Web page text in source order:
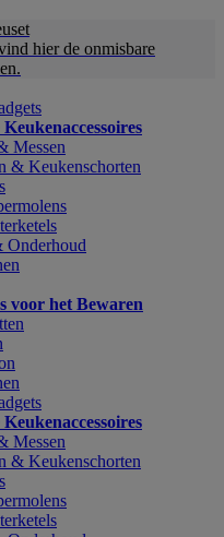
hier de onmisbare
Messen
& Keukenschorten
Onderhoud
voor het Bewaren
Messen
& Keukenschorten